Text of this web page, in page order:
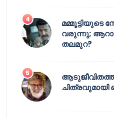
മമ്മൂട്ടിയുടെ
വരുന്നു; ആറാം
തലമുറ?